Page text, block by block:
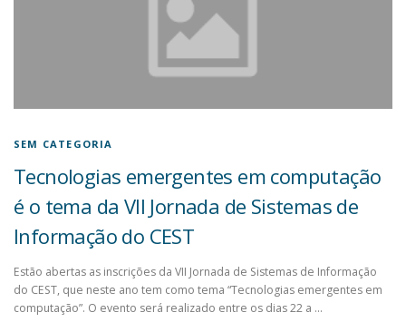
SEM CATEGORIA
Tecnologias emergentes em computação
é o tema da VII Jornada de Sistemas de
Informação do CEST
Estão abertas as inscrições da VII Jornada de Sistemas de Informação
do CEST, que neste ano tem como tema “Tecnologias emergentes em
computação”. O evento será realizado entre os dias 22 a …